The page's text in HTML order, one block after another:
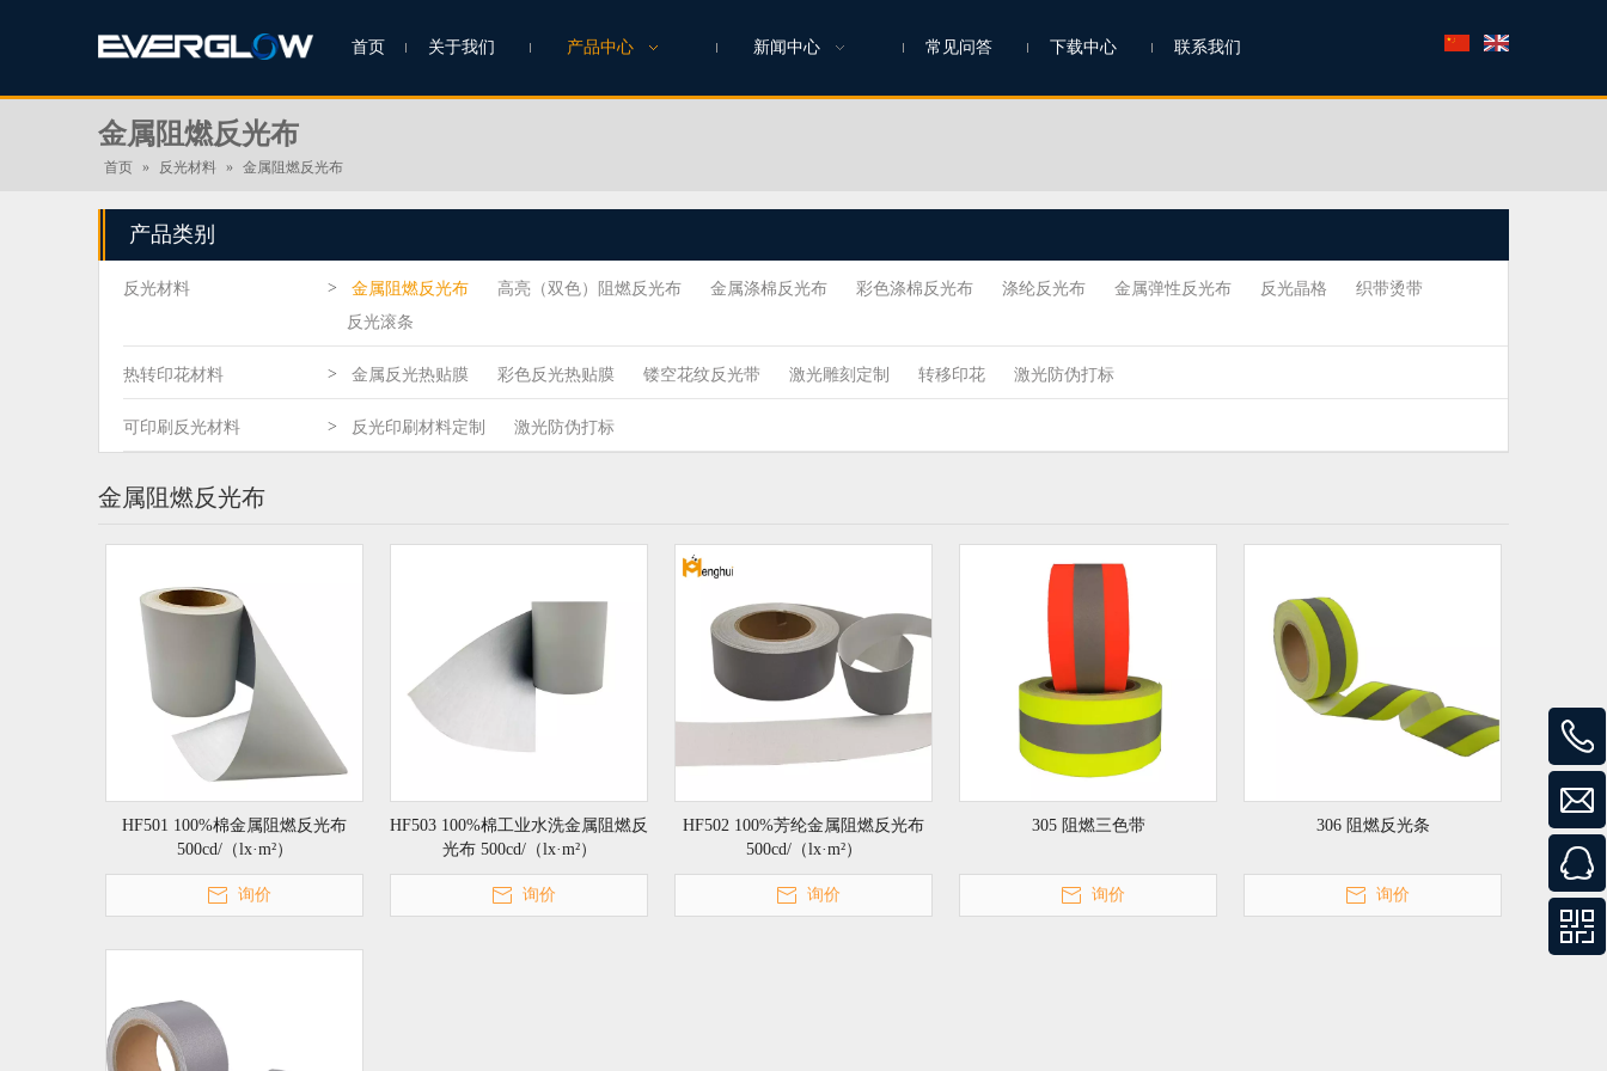
首页 关于我们 产品中心 新闻中心 常见问答 下载中心 联系我们
金属阻燃反光布
首页 » 反光材料 » 金属阻燃反光布
产品类别
反光材料 > 金属阻燃反光布 高亮（双色）阻燃反光布 金属涤棉反光布 彩色涤棉反光布 涤纶反光布 金属弹性反光布 反光晶格
织带烫带
反光滚条
热转印花材料 > 金属反光热贴膜 彩色反光热贴膜 镂空花纹反光带 激光雕刻定制 转移印花 激光防伪打标
可印刷反光材料 > 反光印刷材料定制 激光防伪打标
金属阻燃反光布
HF501 100%棉金属阻燃反光布
500cd/（lx·m²）
询价
HF503 100%棉工业水洗金属阻燃反
光布 500cd/（lx·m²）
询价
HF502 100%芳纶金属阻燃反光布
500cd/（lx·m²）
询价
305 阻燃三色带
询价
306 阻燃反光条
询价